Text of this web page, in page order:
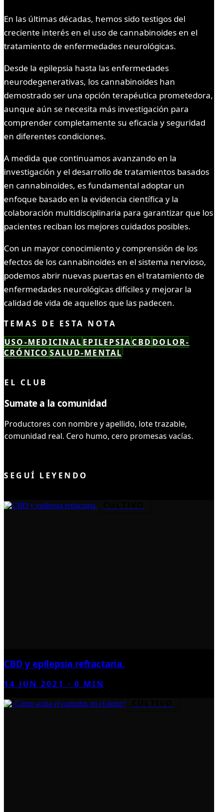
En las últimas décadas, hemos sido testigos del
creciente interés en el uso de cannabinoides en el
tratamiento de enfermedades neurológicas.
Desde la epilepsia hasta las enfermedades
neurodegenerativas, los cannabinoides han
demostrado ser una opción terapéutica prometedora,
aunque aún se necesita más investigación para
comprender completamente su eficacia y seguridad
en diferentes condiciones.
A medida que continuamos avanzando en la
investigación y el desarrollo de tratamientos basados
en cannabinoides, es fundamental adoptar un
enfoque basado en la evidencia científica y la
colaboración multidisciplinaria para garantizar que los
pacientes reciban los mejores cuidados posibles.
Con un mayor conocimiento y comprensión de los
efectos de los cannabinoides en el sistema nervioso,
podemos abrir nuevas puertas en el tratamiento de
enfermedades neurológicas difíciles y mejorar la
calidad de vida de aquellos que las padecen.
TEMAS DE ESTA NOTA
USO-MEDICINAL EPILEPSIA CBD DOLOR-
CRÓNICO SALUD-MENTAL
EL CLUB
Sumate a la comunidad
Productores con nombre y apellido, lote trazable,
comunidad real. Cero humo, cero promesas vacías.
SEGUÍ LEYENDO
CBD y epilepsia refractaria.
14 JUN 2021 ·0 MIN